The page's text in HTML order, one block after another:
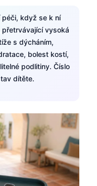
péči, když se k ní
vysoká
s dýcháním,
bolest kostí,
podlitiny. Číslo
dítěte.